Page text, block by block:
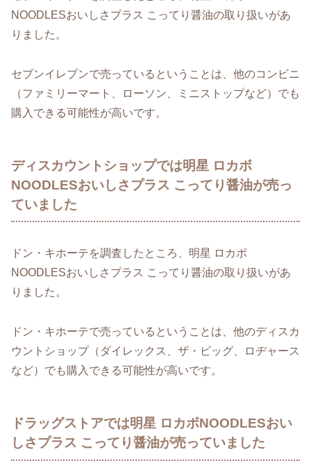
NOODLESおいしさプラス こってり醤油の取り扱いがあ
りました。
セブンイレブンで売っているということは、他のコンビニ
（ファミリーマート、ローソン、ミニストップなど）でも
購入できる可能性が高いです。
ディスカウントショップでは明星 ロカボ
NOODLESおいしさプラス こってり醤油が売っ
ていました
ドン・キホーテを調査したところ、明星 ロカボ
NOODLESおいしさプラス こってり醤油の取り扱いがあ
りました。
ドン・キホーテで売っているということは、他のディスカ
ウントショップ（ダイレックス、ザ・ビッグ、ロヂャース
など）でも購入できる可能性が高いです。
ドラッグストアでは明星 ロカボNOODLESおい
しさプラス こってり醤油が売っていました